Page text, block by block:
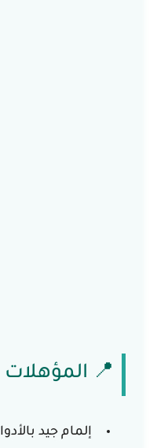
📍 المؤهلات
إلمام جيد